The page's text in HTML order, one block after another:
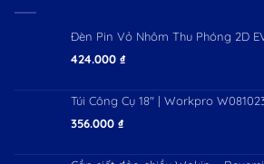
Đèn Pin Vỏ Nhôm Thu Phóng 2D
424.000 ₫
Túi Công Cụ 18" | Workpro
356.000 ₫